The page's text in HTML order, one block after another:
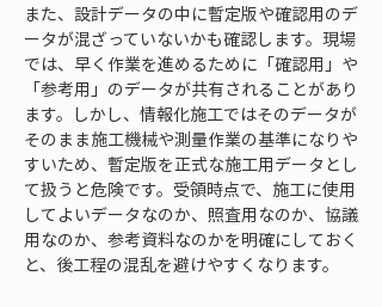
また、設計データの中に暫定版や確認用のデ
ータが混ざっていないかも確認します。現場
では、早く作業を進めるために「確認用」や
「参考用」のデータが共有されることがあり
ます。しかし、情報化施工ではそのデータが
そのまま施工機械や測量作業の基準になりや
すいため、暫定版を正式な施工用データとし
て扱うと危険です。受領時点で、施工に使用
してよいデータなのか、照査用なのか、協議
用なのか、参考資料なのかを明確にしておく
と、後工程の混乱を避けやすくなります。